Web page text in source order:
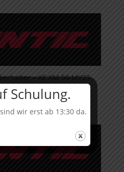
– XE XM 50 MY23-
Schulung.
wir erst ab 13:30 da.